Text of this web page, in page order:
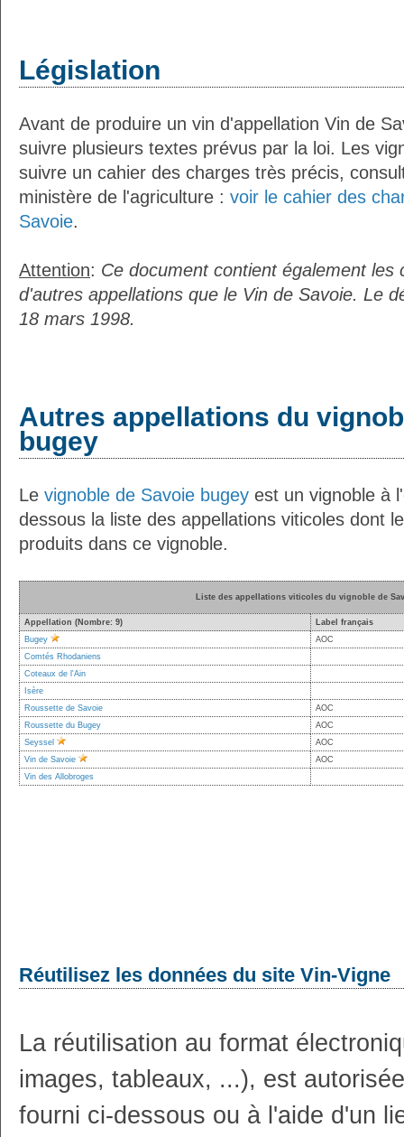
Législation
Avant de produire un vin d'appellation Vin de
suivre plusieurs textes prévus par la loi. Les
suivre un cahier des charges très précis,
ministère de l'agriculture : voir le cahier des
Savoie.
Attention: Ce document contient également les
d'autres appellations que le Vin de Savoie. Le
18 mars 1998.
Autres appellations du
bugey
Le vignoble de Savoie bugey est un vignoble à
dessous la liste des appellations viticoles dont
produits dans ce vignoble.
Liste des appellations viticoles du vignoble de
Appellation (Nombre: 9)
Label français
Bugey
AOC
Comtés Rhodaniens
Coteaux de l'Ain
Isère
Roussette de Savoie
AOC
Roussette du Bugey
AOC
Seyssel
AOC
Vin de Savoie
AOC
Vin des Allobroges
Réutilisez les données du site Vin-Vigne
La réutilisation au format
images, tableaux, ...), est
fourni ci-dessous ou à l'aide d'un